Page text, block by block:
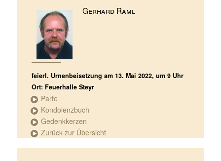
Gerhard Raml
feierl. Urnenbeisetzung am 13. Mai 2022, um 9 Uhr
Ort: Feuerhalle Steyr
Parte
Kondolenzbuch
Gedenkkerzen
Zurück zur Übersicht